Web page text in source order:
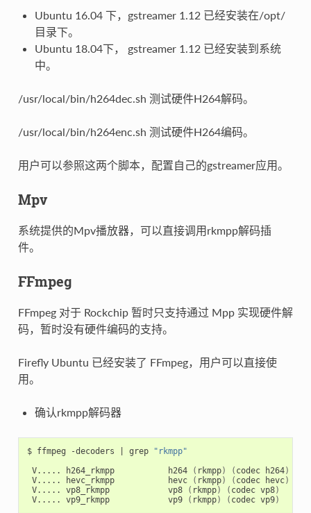
Ubuntu 16.04 下，gstreamer 1.12 已经安装在/opt/
目录下。
Ubuntu 18.04下， gstreamer 1.12 已经安装到系统
中。
/usr/local/bin/h264dec.sh 测试硬件H264解码。
/usr/local/bin/h264enc.sh 测试硬件H264编码。
用户可以参照这两个脚本，配置自己的gstreamer应用。
Mpv
系统提供的Mpv播放器，可以直接调用rkmpp解码插
件。
FFmpeg
FFmpeg 对于 Rockchip 暂时只支持通过 Mpp 实现硬件解
码，暂时没有硬件编码的支持。
Firefly Ubuntu 已经安装了 FFmpeg，用户可以直接使
用。
确认rkmpp解码器
$ ffmpeg -decoders grep
"rkmpp"
V..... h264_rkmpp           h264
( rkmpp) ( codec h264)
V..... hevc_rkmpp           hevc
( rkmpp) ( codec hevc)
V..... vp8_rkmpp            vp8
( rkmpp) ( codec vp8)
V..... vp9_rkmpp            vp9
( rkmpp) ( codec vp9)